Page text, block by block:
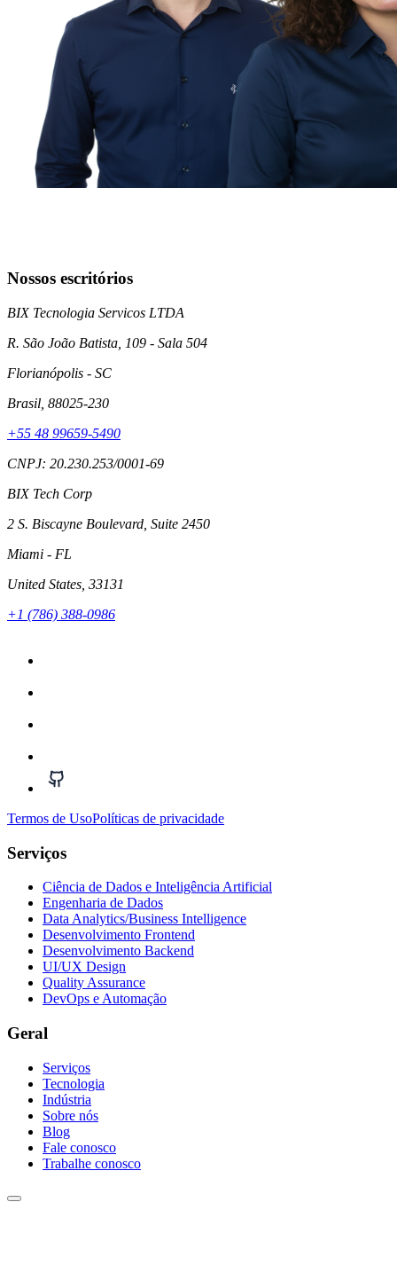
Nossos escritórios
BIX Tecnologia Servicos LTDA
R. São João Batista, 109 - Sala 504
Florianópolis - SC
Brasil , 88025-230
+55 48 99659-5490
CNPJ: 20.230.253/0001-69
BIX Tech Corp
2 S. Biscayne Boulevard, Suite 2450
Miami - FL
United States , 33131
+1 (786) 388-0986
Termos de UsoPolíticas de privacidade
Serviços
Ciência de Dados e Inteligência Artificial
Engenharia de Dados
Data Analytics/Business Intelligence
Desenvolvimento Frontend
Desenvolvimento Backend
UI/UX Design
Quality Assurance
DevOps e Automação
Geral
Serviços
Tecnologia
Indústria
Sobre nós
Blog
Fale conosco
Trabalhe conosco